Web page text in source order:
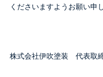
くださいますようお願い申
株式会社伊吹塗装 代表取